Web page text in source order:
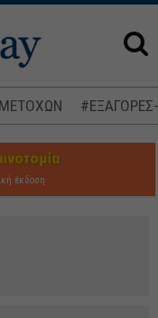
έκδοση